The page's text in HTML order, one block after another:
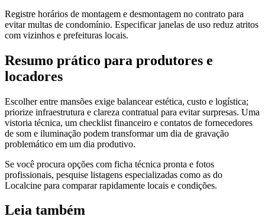
Registre horários de montagem e desmontagem no contrato para
evitar multas de condomínio. Especificar janelas de uso reduz atritos
com vizinhos e prefeituras locais.
Resumo prático para produtores e
locadores
Escolher entre mansões exige balancear estética, custo e logística;
priorize infraestrutura e clareza contratual para evitar surpresas. Uma
vistoria técnica, um checklist financeiro e contatos de fornecedores
de som e iluminação podem transformar um dia de gravação
problemático em um dia produtivo.
Se você procura opções com ficha técnica pronta e fotos
profissionais, pesquise listagens especializadas como as do
Localcine para comparar rapidamente locais e condições.
Leia também